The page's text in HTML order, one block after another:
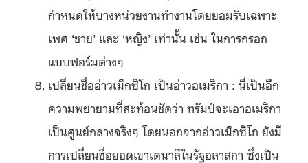
กำหนดให้บางหน่วยงานทำงานโดยยอมรับเฉพาะ
เพศ ‘ชาย’ และ ‘หญิง’ เท่านั้น เช่น ในการกรอก
แบบฟอร์มต่างๆ
เปลี่ยนชื่ออ่าวเม็กซิโก เป็นอ่าวอเมริกา : นี่เป็นอีก
ความพยายามที่สะท้อนชัดว่า ทรัมป์จะเอาอเมริกา
เป็นศูนย์กลางจริงๆ โดยนอกจากอ่าวเม็กซิโก ยังมี
การเปลี่ยนชื่อยอดเขาเดนาลีในรัฐอลาสกา ซึ่งเป็น